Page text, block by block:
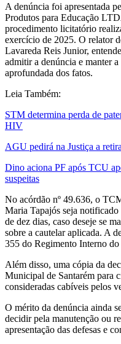
A denúncia foi apresentada
Produtos para Educação
procedimento licitatório
exercício de 2025. O relator
Lavareda Reis Junior,
admitir a denúncia e manter
aprofundada dos fatos.
Leia Também:
STM determina perda de
HIV
AGU pedirá na Justiça a
Dino aciona PF após TCU
suspeitas
No acórdão nº 49.636, o
Maria Tapajós seja
de dez dias, caso deseje se
sobre a cautelar aplicada. A
355 do Regimento Interno
Além disso, uma cópia da
Municipal de Santarém para
consideradas cabíveis pelos
O mérito da denúncia ainda
decidir pela manutenção ou
apresentação das defesas e